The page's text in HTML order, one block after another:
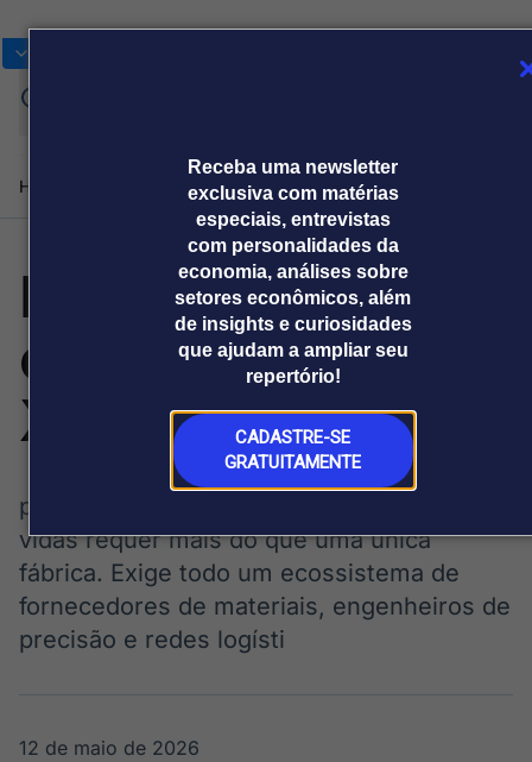
Receba uma newsletter
exclusiva com matérias
especiais, entrevistas
com personalidades da
economia, análises sobre
setores econômicos, além
de insights e curiosidades
que ajudam a ampliar seu
repertório!
CADASTRE-SE
GRATUITAMENTE
Home Produtos e soluçõesNotíciasBlog WeekendInstitucional
Plataformas
Broadcast
Broadcast+
O mercado
financeiro em
tempo real
Tudo sobre o
agronegócio
Broadcast
política em
tempo real
Broadcast
Energia
energia elétrica
Releases Broadcast
Prêmio Broadcast
Prêmio Broadcast
Empresas
Releases
Medtec China
começa em
Xangai
produção de tecnologia médica que salva
vidas requer mais do que uma única
fábrica. Exige todo um ecossistema de
fornecedores de materiais, engenheiros de
precisão e redes logísti
12 de maio de 2026